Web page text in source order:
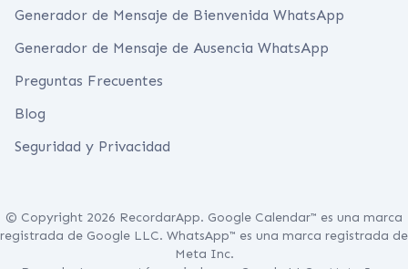
Generador de Mensaje de Bienvenida WhatsApp
Generador de Mensaje de Ausencia WhatsApp
Preguntas Frecuentes
Blog
Seguridad y Privacidad
© Copyright 2026 RecordarApp. Google Calendar™ es una marca
registrada de Google LLC. WhatsApp™ es una marca registrada de
Meta Inc.